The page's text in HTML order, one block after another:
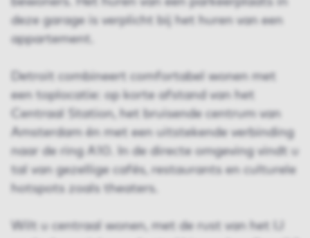
deze garage is verplicht bij het huren van een
appartement.
Detroit combineert comfortabel wonen met
een toplocatie: op korte afstand van het
Centraal Station, het bruisende centrum van
Amsterdam én met een uitstekende verbinding
naar de ring A10. In de directe omgeving vindt u
tal van gezellige cafés, restaurants en culturele
hotspots zoals theaters.
Wilt u centraal wonen, met de rust van het IJ